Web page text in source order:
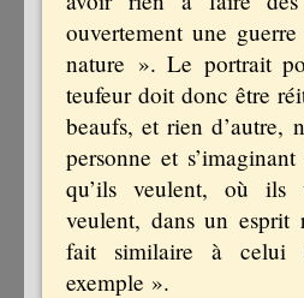
ouvertement une
nature ». Le portrait
teufeur doit donc être
beaufs, et rien d’autre,
personne et
qu’ils veulent, où ils
veulent, dans un esprit
fait similaire à celui
exemple ».